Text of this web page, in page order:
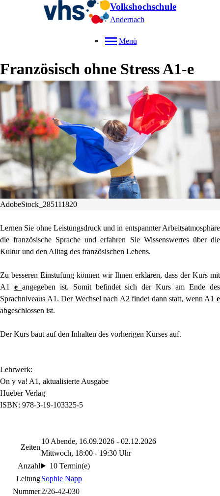
Volkshochschule
Andernach
Menü
Französisch ohne Stress A1-e
AdobeStock_285111820
Lernen Sie ohne Leistungsdruck und in entspannter Arbeitsatmosphäre
die französische Sprache und erfahren Sie Wissenswertes über die
Kultur und den Alltag des französischen Lebens.
Zu besseren Einstufung können wir Ihnen erklären, dass der Kurs mit
A1 e angegeben ist. Somit befindet sich der Kurs am Ende des
Sprachniveaus A1. Der Wechsel nach A2 findet dann statt, wenn A1 e
abgeschlossen ist.
Der Kurs baut auf den Inhalten des vorherigen Kurses auf.
Lehrwerk:
On y va! A1, aktualisierte Ausgabe
Hueber Verlag
ISBN: 978-3-19-103325-5
Zeiten
10 Abende, 16.09.2026 - 02.12.2026
Mittwoch, 18:00 - 19:30 Uhr
Anzahl
10 Termin(e)
LeitungSophie Napp
Nummer2/26-42-030